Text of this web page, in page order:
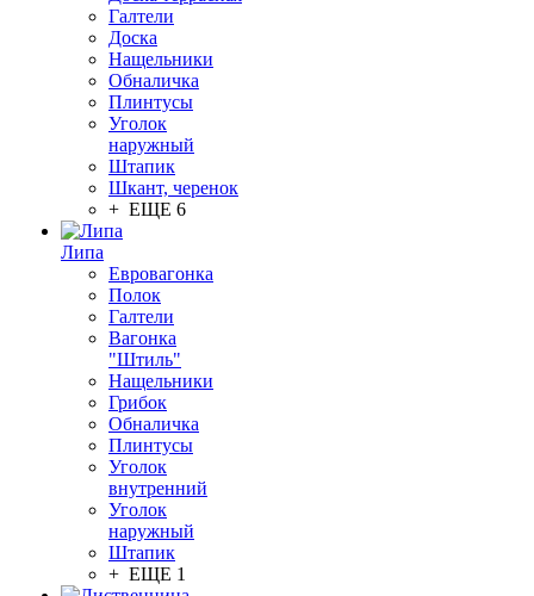
Галтели
Доска
Нащельники
Обналичка
Плинтусы
Уголок
наружный
Штапик
Шкант, черенок
+ ЕЩЕ 6
Липа
Евровагонка
Полок
Галтели
Вагонка
"Штиль"
Нащельники
Грибок
Обналичка
Плинтусы
Уголок
внутренний
Уголок
наружный
Штапик
+ ЕЩЕ 1